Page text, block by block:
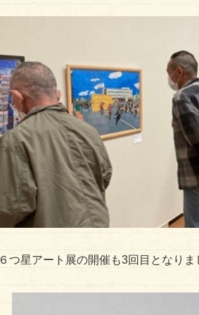
６つ星アート展の開催も3回目となりま